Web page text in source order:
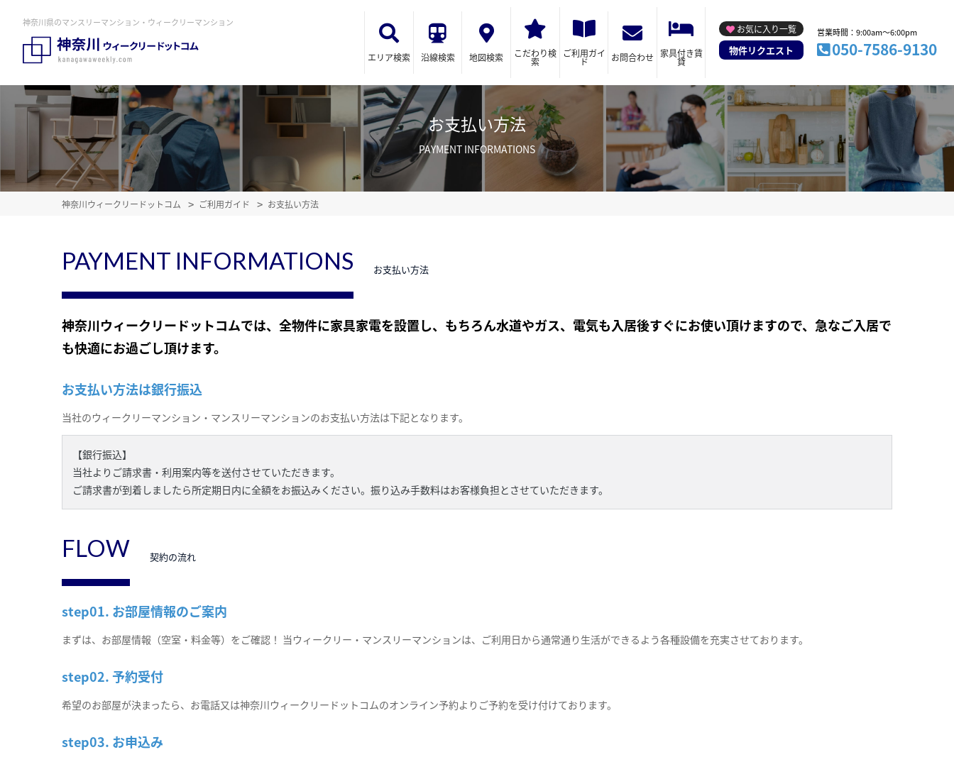
神奈川県のマンスリーマンション・ウィークリーマンション
エリア検索 沿線検索 地図検索 こだわり検
索
ご利用ガイ
ド お問合わせ 家具付き賃
貸
お気に入り一覧
物件リクエスト
営業時間：9:00am～6:00pm
050-7586-9130
お支払い方法
PAYMENT INFORMATIONS
神奈川ウィークリードットコム ご利用ガイド お支払い方法
PAYMENT INFORMATIONS お支払い方法
神奈川ウィークリードットコムでは、全物件に家具家電を設置し、もちろん水道やガス、電気も入居後すぐにお使い頂けますので、急なご入居で
も快適にお過ごし頂けます。
お支払い方法は銀行振込
当社のウィークリーマンション・マンスリーマンションのお支払い方法は下記となります。
【銀行振込】
当社よりご請求書・利用案内等を送付させていただきます。
ご請求書が到着しましたら所定期日内に全額をお振込みください。振り込み手数料はお客様負担とさせていただきます。
FLOW 契約の流れ
step01. お部屋情報のご案内
まずは、お部屋情報（空室・料金等）をご確認！ 当ウィークリー・マンスリーマンションは、ご利用日から通常通り生活ができるよう各種設備を充実させております。
step02. 予約受付
希望のお部屋が決まったら、お電話又は神奈川ウィークリードットコムのオンライン予約よりご予約を受け付けております。
step03. お申込み